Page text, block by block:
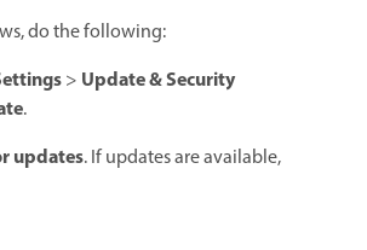
do the following:
> Update & Security
.
updates. If updates are available,